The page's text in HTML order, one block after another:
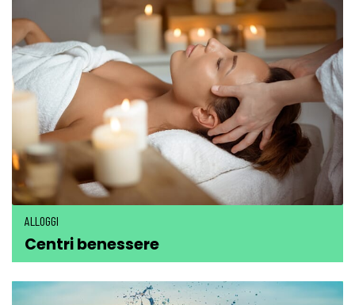
ALLOGGI
Centri benessere